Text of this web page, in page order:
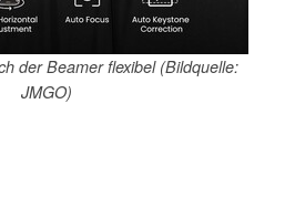
der Beamer flexibel (Bildquelle:
JMGO)